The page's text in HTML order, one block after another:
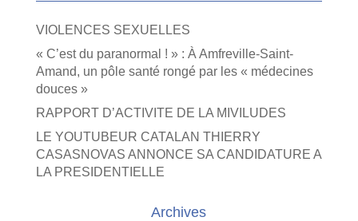
VIOLENCES SEXUELLES
« C’est du paranormal ! » : À Amfreville-Saint-
Amand, un pôle santé rongé par les « médecines
douces »
RAPPORT D’ACTIVITE DE LA MIVILUDES
LE YOUTUBEUR CATALAN THIERRY
CASASNOVAS ANNONCE SA CANDIDATURE A
LA PRESIDENTIELLE
Archives